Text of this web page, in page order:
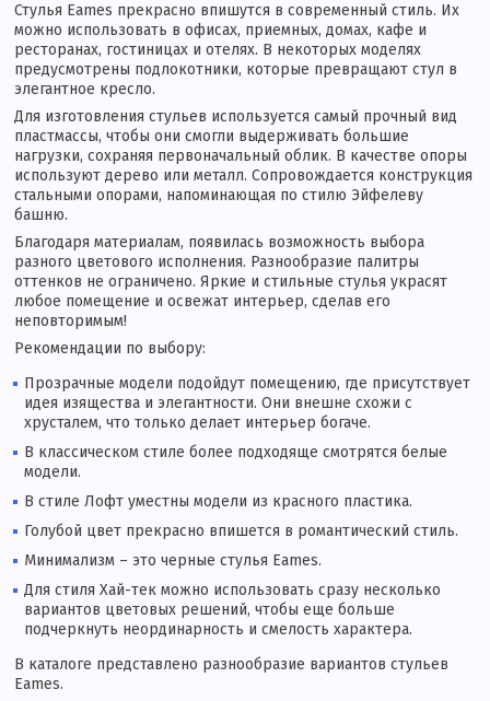
Стулья Eames прекрасно впишутся в современный стиль. Их
можно использовать в офисах, приемных, домах, кафе и
ресторанах, гостиницах и отелях. В некоторых моделях
предусмотрены подлокотники, которые превращают стул в
элегантное кресло.
Для изготовления стульев используется самый прочный вид
пластмассы, чтобы они смогли выдерживать большие
нагрузки, сохраняя первоначальный облик. В качестве опоры
используют дерево или металл. Сопровождается конструкция
стальными опорами, напоминающая по стилю Эйфелеву
башню.
Благодаря материалам, появилась возможность выбора
разного цветового исполнения. Разнообразие палитры
оттенков не ограничено. Яркие и стильные стулья украсят
любое помещение и освежат интерьер, сделав его
неповторимым!
Рекомендации по выбору:
Прозрачные модели подойдут помещению, где присутствует
идея изящества и элегантности. Они внешне схожи с
хрусталем, что только делает интерьер богаче.
В классическом стиле более подходяще смотрятся белые
модели.
В стиле Лофт уместны модели из красного пластика.
Голубой цвет прекрасно впишется в романтический стиль.
Минимализм – это черные стулья Eames.
Для стиля Хай-тек можно использовать сразу несколько
вариантов цветовых решений, чтобы еще больше
подчеркнуть неординарность и смелость характера.
В каталоге представлено разнообразие вариантов стульев
Eames.